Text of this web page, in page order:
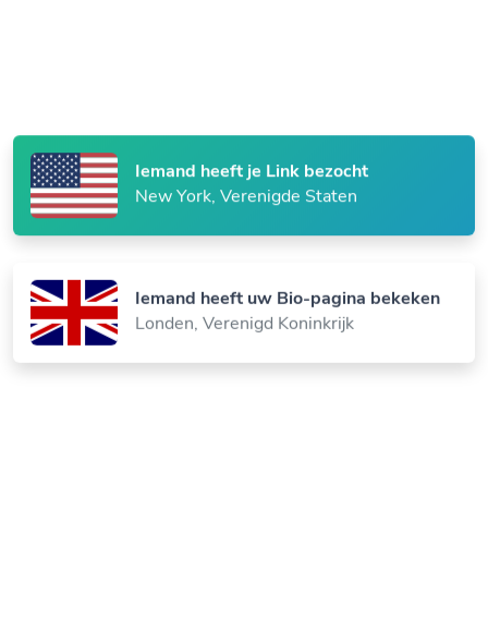
Iemand heeft je Link bezocht
New York, Verenigde Staten
Iemand heeft uw Bio-pagina bekeken
Londen, Verenigd Koninkrijk